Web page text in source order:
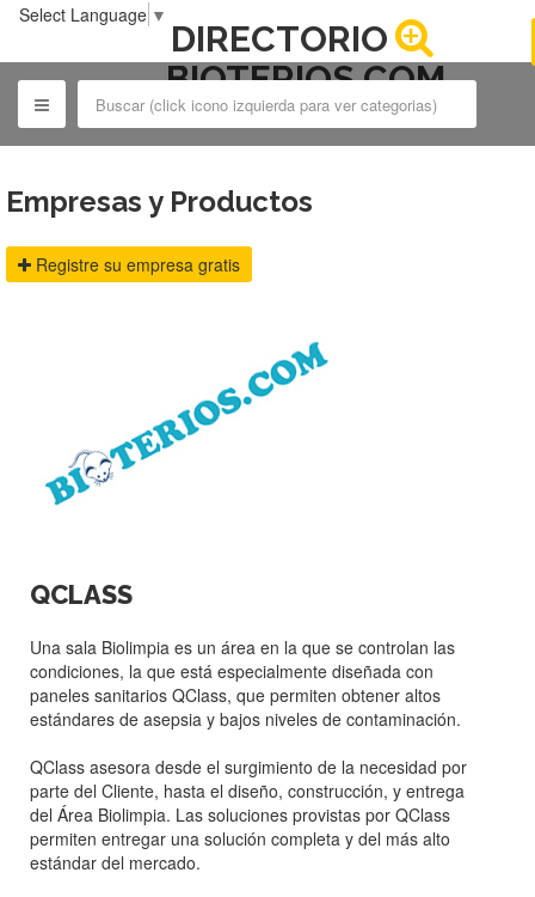
Select Language ▼
DIRECTORIO
BIOTERIOS.COM
Empresas y Productos
Registre su empresa gratis
QCLASS
Una sala Biolimpia es un área en la que se controlan las
condiciones, la que está especialmente diseñada con
paneles sanitarios QClass, que permiten obtener altos
estándares de asepsia y bajos niveles de contaminación.
QClass asesora desde el surgimiento de la necesidad por
parte del Cliente, hasta el diseño, construcción, y entrega
del Área Biolimpia. Las soluciones provistas por QClass
permiten entregar una solución completa y del más alto
estándar del mercado.